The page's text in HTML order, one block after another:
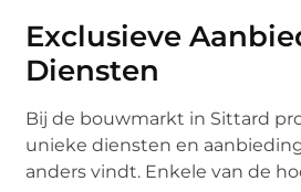
Exclusieve
Diensten
Bij de bouwmarkt in Sittard
unieke diensten en
anders vindt. Enkele van de